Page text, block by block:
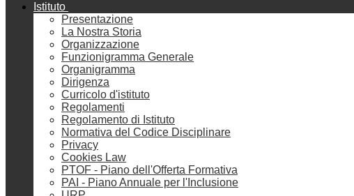
Istituto
Presentazione
La Nostra Storia
Organizzazione
Funzionigramma Generale
Organigramma
Dirigenza
Curricolo d'istituto
Regolamenti
Regolamento di Istituto
Normativa del Codice Disciplinare
Privacy
Cookies Law
PTOF - Piano dell'Offerta Formativa
PAI - Piano Annuale per l'Inclusione